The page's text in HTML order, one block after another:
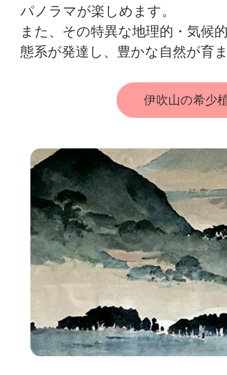
パノラマが楽しめます。
また、その特異な地理的・気候
態系が発達し、豊かな自然が育
伊吹山の希少